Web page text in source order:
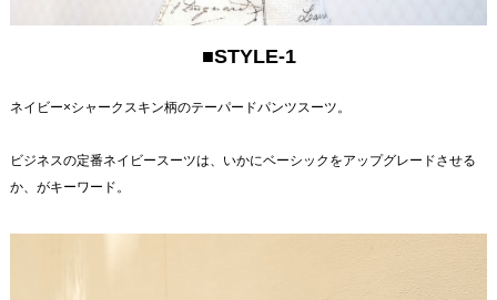
■STYLE-1
ネイビー×シャークスキン柄のテーパードパンツスーツ。
ビジネスの定番ネイビースーツは、いかにベーシックをアップグレードさせる
か、がキーワード。